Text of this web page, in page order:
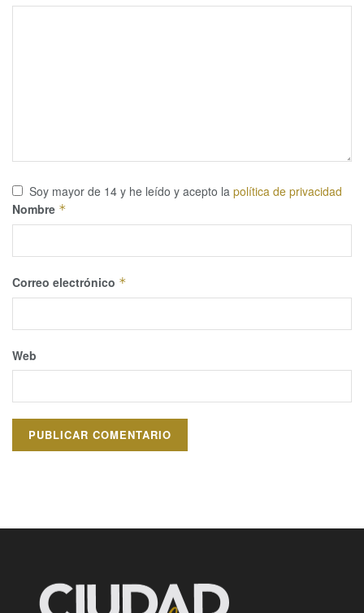
Soy mayor de 14 y he leído y acepto la política de privacidad
Nombre *
Correo electrónico *
Web